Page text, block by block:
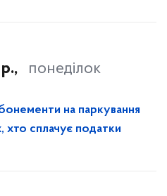
понеділок
на паркування
хто сплачує податки